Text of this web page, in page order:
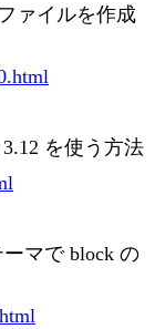
ァイルを作成
を使う方法
ーマで block の